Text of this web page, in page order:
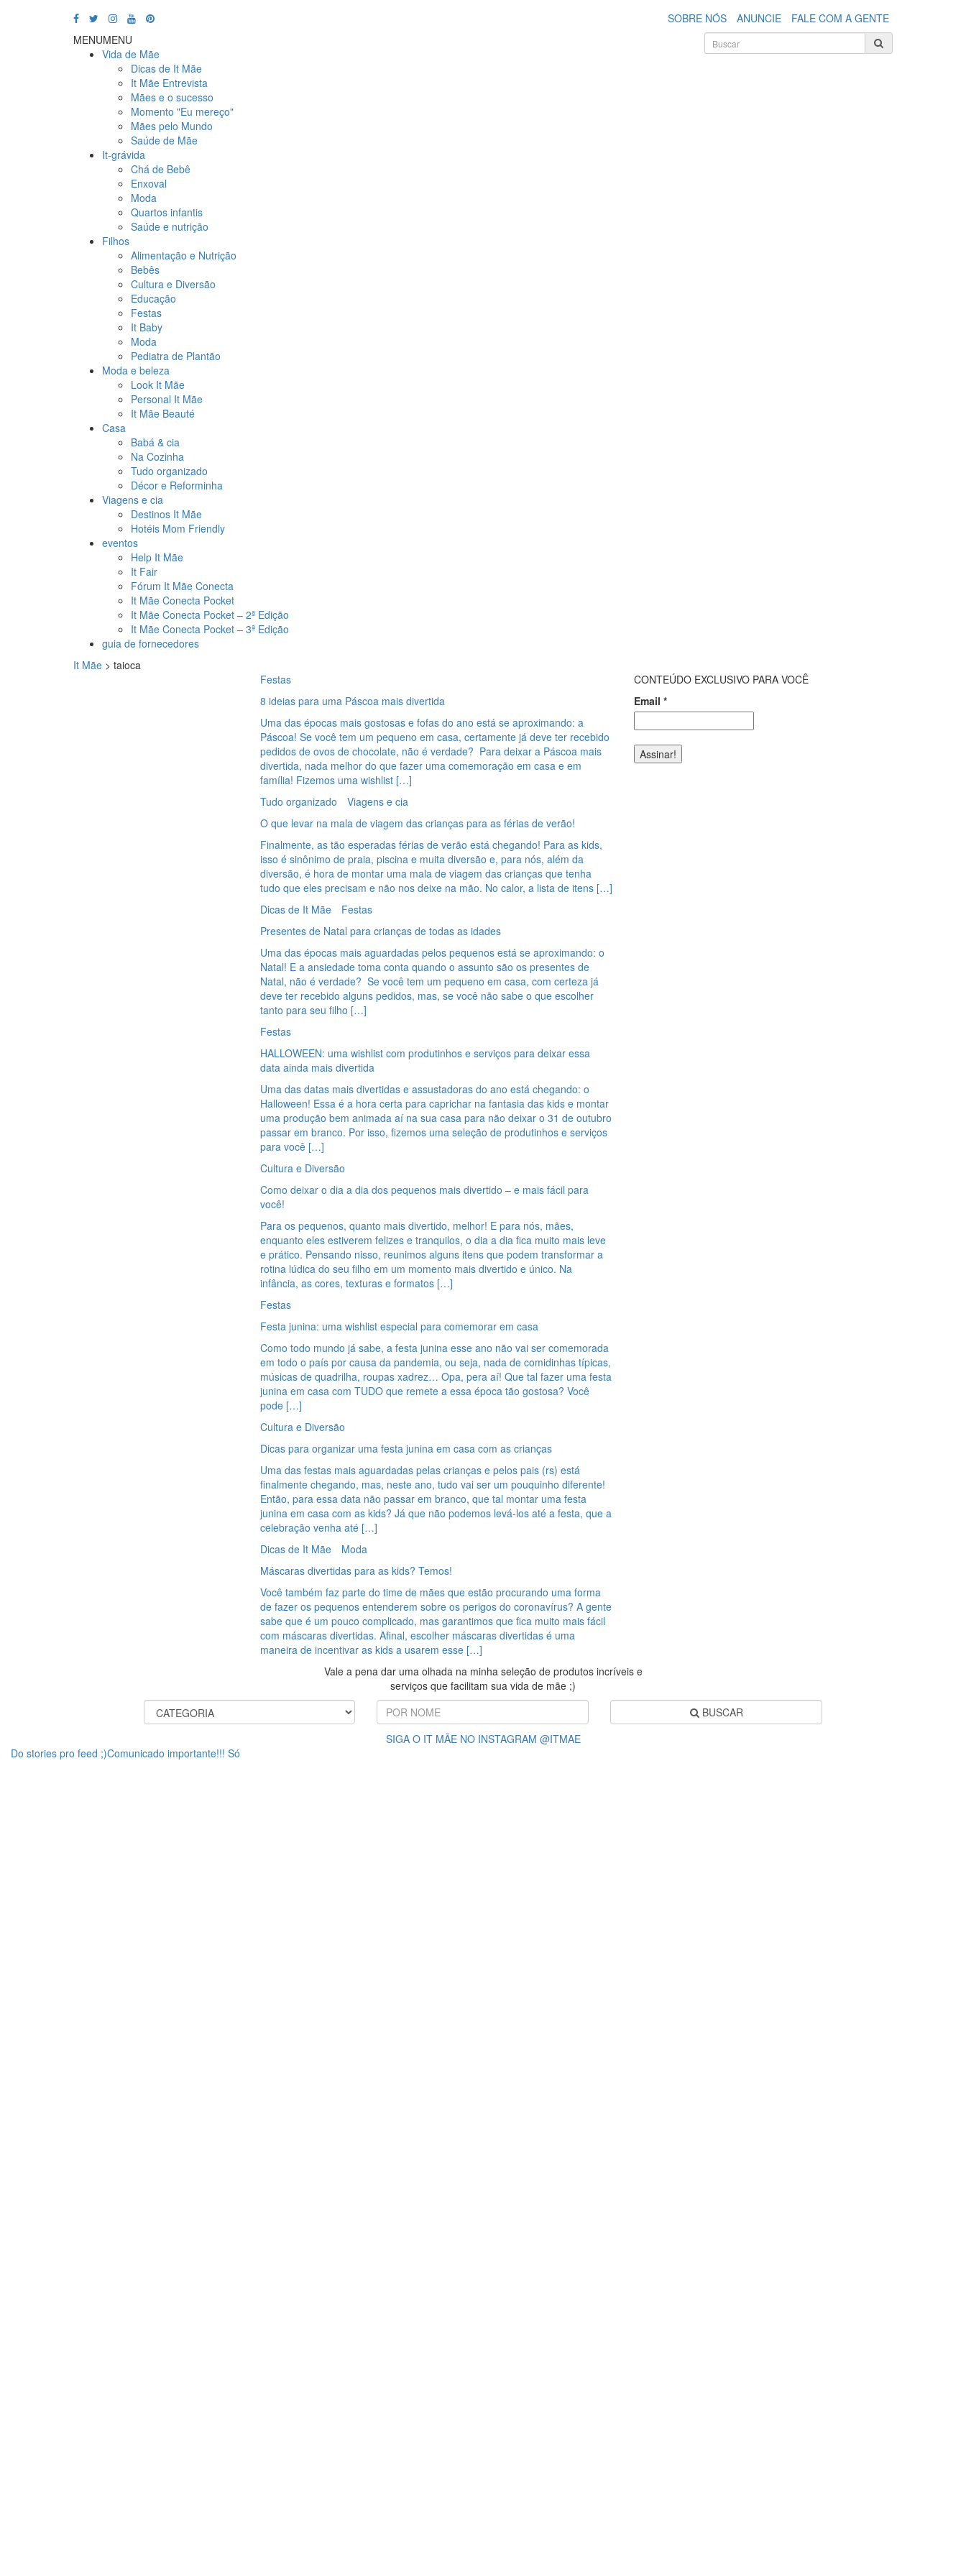
SOBRE NÓS ANUNCIE
FALE COM A GENTE
MENUMENU
Vida de Mãe
Dicas de It Mãe
It Mãe Entrevista
Mães e o sucesso
Momento "Eu mereço"
Mães pelo Mundo
Saúde de Mãe
It-grávida
Chá de Bebê
Enxoval
Moda
Quartos infantis
Saúde e nutrição
Filhos
Alimentação e Nutrição
Bebês
Cultura e Diversão
Educação
Festas
It Baby
Moda
Pediatra de Plantão
Moda e beleza
Look It Mãe
Personal It Mãe
It Mãe Beauté
Casa
Babá & cia
Na Cozinha
Tudo organizado
Décor e Reforminha
Viagens e cia
Destinos It Mãe
Hotéis Mom Friendly
eventos
Help It Mãe
It Fair
Fórum It Mãe Conecta
It Mãe Conecta Pocket
It Mãe Conecta Pocket – 2ª Edição
It Mãe Conecta Pocket – 3ª Edição
guia de fornecedores
It Mãe > taioca
Festas
8 ideias para uma Páscoa mais divertida
Uma das épocas mais gostosas e fofas do ano está se aproximando: a
Páscoa! Se você tem um pequeno em casa, certamente já deve ter recebido
pedidos de ovos de chocolate, não é verdade? Para deixar a Páscoa mais
divertida, nada melhor do que fazer uma comemoração em casa e em
família! Fizemos uma wishlist […]
Tudo organizado
Viagens e cia
O que levar na mala de viagem das crianças para as férias de verão!
Finalmente, as tão esperadas férias de verão está chegando! Para as kids,
isso é sinônimo de praia, piscina e muita diversão e, para nós, além da
diversão, é hora de montar uma mala de viagem das crianças que tenha
tudo que eles precisam e não nos deixe na mão. No calor, a lista de itens […]
Dicas de It Mãe
Festas
Presentes de Natal para crianças de todas as idades
Uma das épocas mais aguardadas pelos pequenos está se aproximando: o
Natal! E a ansiedade toma conta quando o assunto são os presentes de
Natal, não é verdade? Se você tem um pequeno em casa, com certeza já
deve ter recebido alguns pedidos, mas, se você não sabe o que escolher
tanto para seu filho […]
Festas
HALLOWEEN: uma wishlist com produtinhos e serviços para deixar essa
data ainda mais divertida
Uma das datas mais divertidas e assustadoras do ano está chegando: o
Halloween! Essa é a hora certa para caprichar na fantasia das kids e montar
uma produção bem animada aí na sua casa para não deixar o 31 de outubro
passar em branco. Por isso, fizemos uma seleção de produtinhos e serviços
para você […]
Cultura e Diversão
Como deixar o dia a dia dos pequenos mais divertido – e mais fácil para
você!
Para os pequenos, quanto mais divertido, melhor! E para nós, mães,
enquanto eles estiverem felizes e tranquilos, o dia a dia fica muito mais leve
e prático. Pensando nisso, reunimos alguns itens que podem transformar a
rotina lúdica do seu filho em um momento mais divertido e único. Na
infância, as cores, texturas e formatos […]
Festas
Festa junina: uma wishlist especial para comemorar em casa
Como todo mundo já sabe, a festa junina esse ano não vai ser comemorada
em todo o país por causa da pandemia, ou seja, nada de comidinhas típicas,
músicas de quadrilha, roupas xadrez… Opa, pera aí! Que tal fazer uma festa
junina em casa com TUDO que remete a essa época tão gostosa? Você
pode […]
Cultura e Diversão
Dicas para organizar uma festa junina em casa com as crianças
Uma das festas mais aguardadas pelas crianças e pelos pais (rs) está
finalmente chegando, mas, neste ano, tudo vai ser um pouquinho diferente!
Então, para essa data não passar em branco, que tal montar uma festa
junina em casa com as kids? Já que não podemos levá-los até a festa, que a
celebração venha até […]
Dicas de It Mãe
Moda
Máscaras divertidas para as kids? Temos!
Você também faz parte do time de mães que estão procurando uma forma
de fazer os pequenos entenderem sobre os perigos do coronavírus? A gente
sabe que é um pouco complicado, mas garantimos que fica muito mais fácil
com máscaras divertidas. Afinal, escolher máscaras divertidas é uma
maneira de incentivar as kids a usarem esse […]
CONTEÚDO EXCLUSIVO PARA VOCÊ
Email *
Vale a pena dar uma olhada na minha seleção de produtos incríveis e
serviços que facilitam sua vida de mãe ;)
BUSCAR
SIGA O IT MÃE NO INSTAGRAM @ITMAE
Do stories pro feed ;)Comunicado importante!!! Só